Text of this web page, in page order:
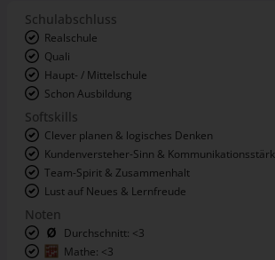
Schulabschluss
Realschule
Quali
Haupt- / Mittelschule
Schon Ausbildung
Softskills
Clever planen & logisches Denken
Kundenversteher-Sinn &
Team-Spirit & Zusammenhalt
Lust auf Neues & Lernfreude
Noten
Durchschnitt: <3
Mathe: <3